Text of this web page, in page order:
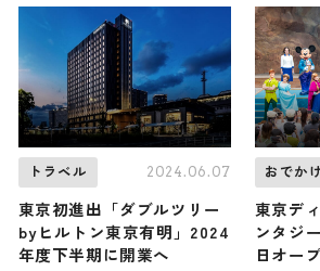
ロンの魅力を楽しみつくそ
ー」が
トラベル 2024.06.07
東京初進出「ダブルツリー
byヒルトン東京有明」2024
年度下半期に開業へ
おでかけ
東京デ
ンタジ
日オー